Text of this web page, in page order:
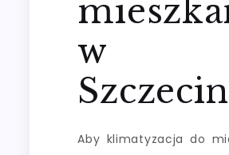
w
Aby klimatyzacja do